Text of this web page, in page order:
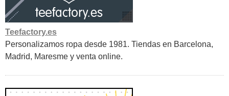
Teefactory.es
Personalizamos ropa desde 1981. Tiendas en Barcelona,
Madrid, Maresme y venta online.